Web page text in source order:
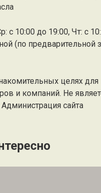
с 10:00 до 19:00, Чт: с
(по предварительной
целях для
и компаний. Не
сайта